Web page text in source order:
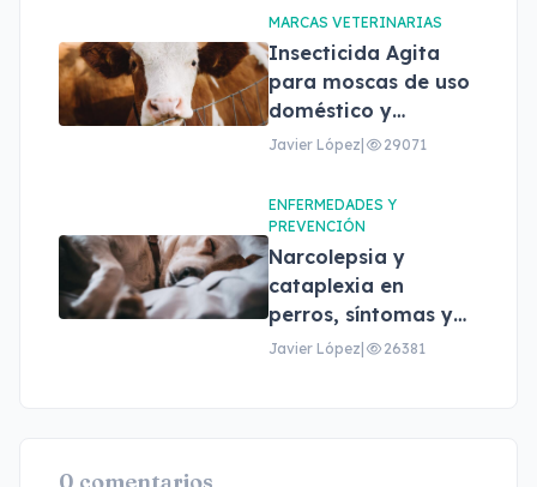
MARCAS VETERINARIAS
Insecticida Agita
para moscas de uso
doméstico y
profesional
Javier López 29071
ENFERMEDADES Y
PREVENCIÓN
Narcolepsia y
cataplexia en
perros, síntomas y
tratamiento
Javier López 26381